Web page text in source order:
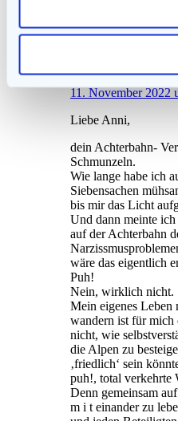
Antworten
lilli sagt:
11. November 2022
Liebe Anni,
dein Achterbahn-
Schmunzeln.
Wie lange habe ich
Siebensachen
bis mir das Licht
Und dann meinte
auf der Achterbahn
wäre das eigentlich
Puh!
Nein, wirklich nicht.
Mein eigenes Leben
wandern ist für mich
nicht, wie
die Alpen zu
‚friedlich‘ sein
puh!, total verkehrte
Denn gemeinsam
m i t einander zu